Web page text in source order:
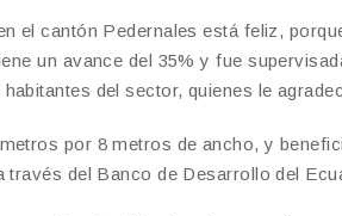
el cantón Pedernales está feliz,
un avance del 35% y fue
del sector, quienes le
por 8 metros de ancho, y
del Banco de Desarrollo del